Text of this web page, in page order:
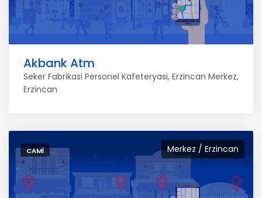
Akbank Atm
Seker Fabrikasi Personel Kafeteryasi, Erzincan Merkez,
Erzincan
Merkez / Erzincan
CAMI